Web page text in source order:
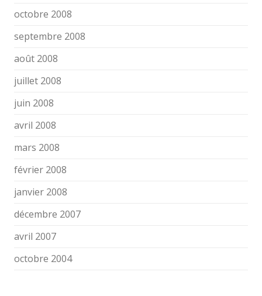
octobre 2008
septembre 2008
août 2008
juillet 2008
juin 2008
avril 2008
mars 2008
février 2008
janvier 2008
décembre 2007
avril 2007
octobre 2004